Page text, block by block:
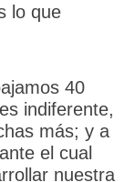
lo que
40
indiferente,
más; y a
el cual
nuestra